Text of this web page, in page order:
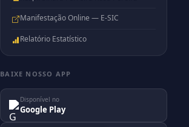
Manifestação Online — E-SIC
Relatório Estatístico
BAIXE NOSSO APP
Disponível no
Google Play